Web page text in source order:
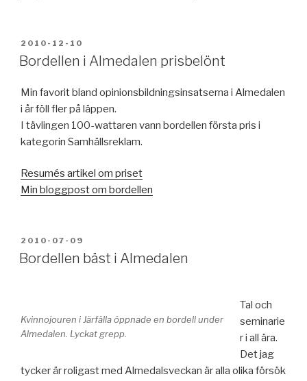
POSTED
ON
2010-12-10
Bordellen i Almedalen prisbelönt
Min favorit bland opinionsbildningsinsatserna i Almedalen
i år föll fler på läppen.
I tävlingen 100-wattaren vann bordellen första pris i
kategorin Samhällsreklam.
Resumés artikel om priset
Min bloggpost om bordellen
POSTED
ON
2010-07-09
Bordellen bäst i Almedalen
Kvinnojouren i Järfälla öppnade en bordell under
Almedalen. Lyckat grepp.
Tal och
seminarie
r i all ära.
Det jag
tycker är roligast med Almedalsveckan är alla olika försök